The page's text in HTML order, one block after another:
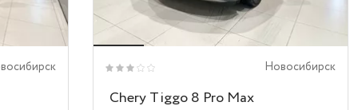
Новосибирск
Chery Tiggo 8 Pro Max